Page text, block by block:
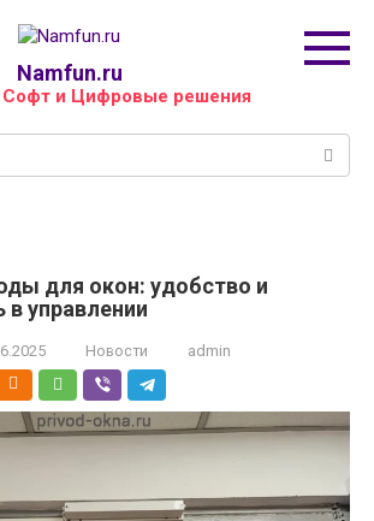
Namfun.ru
Софт и Цифровые решения
для окон: удобство и
в управлении
Новости admin